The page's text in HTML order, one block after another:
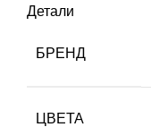
Детали
БРЕНД
ЦВЕТА